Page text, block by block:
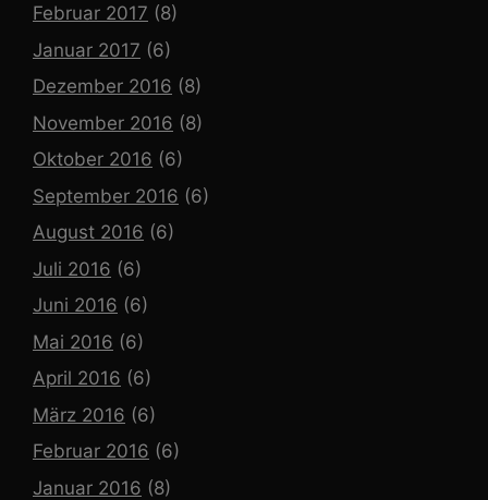
Februar 2017 (8)
Januar 2017 (6)
Dezember 2016 (8)
November 2016 (8)
Oktober 2016 (6)
September 2016 (6)
August 2016 (6)
Juli 2016 (6)
Juni 2016 (6)
Mai 2016 (6)
April 2016 (6)
März 2016 (6)
Februar 2016 (6)
Januar 2016 (8)